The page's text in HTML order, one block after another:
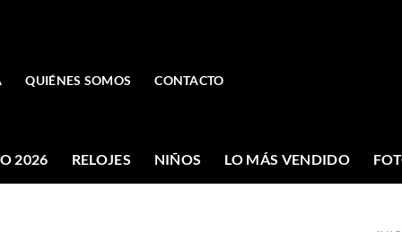
QUIÉNES SOMOS CONTACTO
2026 RELOJES NIÑOS LO MÁS VENDIDO